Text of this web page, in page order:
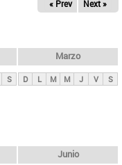
« Prev Next »
S
Marzo
D L M M J V S
Junio